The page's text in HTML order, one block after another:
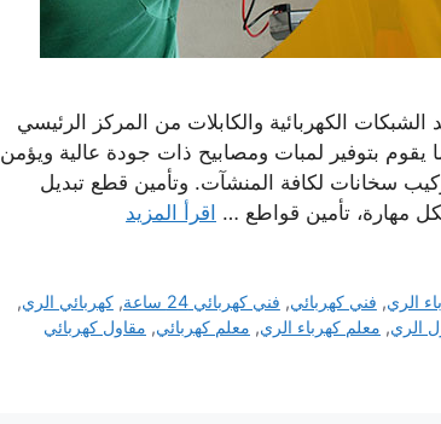
الكهربائية والكابلات من المركز الرئيسي
بتوفير لمبات ومصابيح ذات جودة عالية ويؤمن
سخانات لكافة المنشآت. وتأمين قطع تبديل
مهارة، تأمين قواطع … اقرأ المزيد
الري, فني كهربائي, فني كهربائي 24 ساعة ,كهربائي الري,
الري, معلم كهرباء الري, معلم كهربائي, مقاول كهربائي